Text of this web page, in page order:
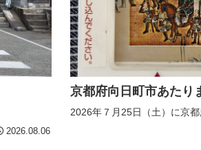
2026.08.06
京都府向日町市あたり
2026年７月25日（土）に京都